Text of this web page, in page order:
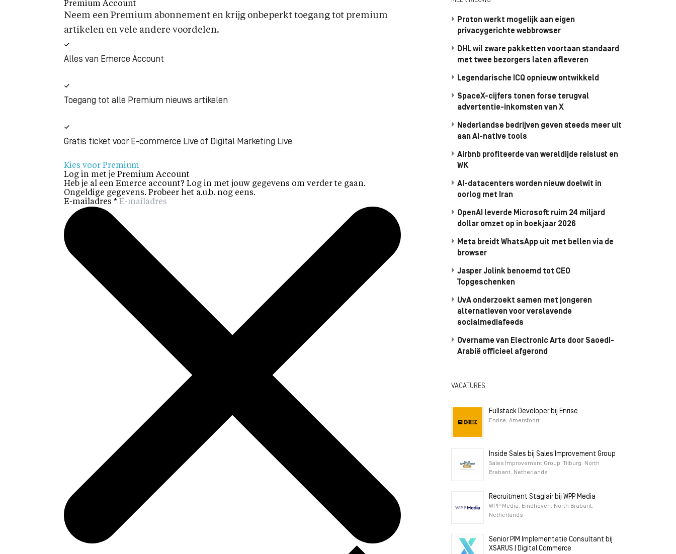
Premium Account
Neem een Premium abonnement en krijg onbeperkt toegang tot premium
artikelen en vele andere voordelen.
Alles van Emerce Account
Toegang tot alle Premium nieuws artikelen
Gratis ticket voor E-commerce Live of Digital Marketing Live
Kies voor Premium
Log in met je Premium Account
Heb je al een Emerce account? Log in met jouw gegevens om verder te gaan.
Ongeldige gegevens. Probeer het a.u.b. nog eens.
E-mailadres *
Proton werkt mogelijk aan eigen
privacygerichte webbrowser
DHL wil zware pakketten voortaan standaard
met twee bezorgers laten afleveren
Legendarische ICQ opnieuw ontwikkeld
SpaceX-cijfers tonen forse terugval
advertentie-inkomsten van X
Nederlandse bedrijven geven steeds meer uit
aan AI-native tools
Airbnb profiteerde van wereldijde reislust en
WK
AI-datacenters worden nieuw doelwit in
oorlog met Iran
OpenAI leverde Microsoft ruim 24 miljard
dollar omzet op in boekjaar 2026
Meta breidt WhatsApp uit met bellen via de
browser
Jasper Jolink benoemd tot CEO
Topgeschenken
UvA onderzoekt samen met jongeren
alternatieven voor verslavende
socialmediafeeds
Overname van Electronic Arts door Saoedi-
Arabië officieel afgerond
VACATURES
Fullstack Developer bij Enrise
Enrise, Amersfoort
Inside Sales bij Sales Improvement Group
Sales Improvement Group, Tilburg, North
Brabant, Netherlands
Recruitment Stagiair bij WPP Media
WPP Media, Eindhoven, North Brabant,
Netherlands
Senior PIM Implementatie Consultant bij
XSARUS | Digital Commerce